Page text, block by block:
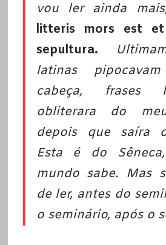
vou ler ainda
litteris mors est
sepultura.
latinas
cabeça, frases
obliterara do
depois que saíra
Esta é do
mundo sabe. Mas
de ler, antes do
o seminário, após o